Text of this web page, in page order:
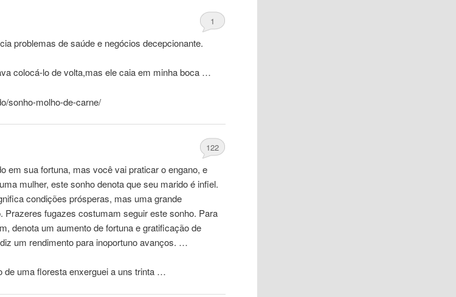
1
problemasdesaúde e negócios decepcionante.
colocá-lodevolta,mas ele caia em minhaboca …
sonho-molho-de-carne/
122
em sua fortuna, mas você vai praticar o engano, e
mulher, este sonho denota que seu marido é infiel.
condições prósperas, mas uma grande
Prazeres fugazes costumam seguir este sonho. Para
denota um aumentodefortuna e gratificaçãode
um rendimento para inoportuno avanços. …
de uma floresta enxerguei a uns trinta …